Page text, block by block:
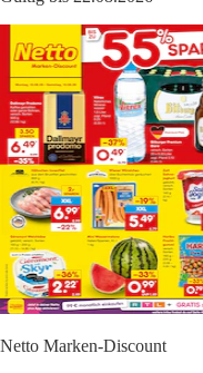
Netto Marken-Discount